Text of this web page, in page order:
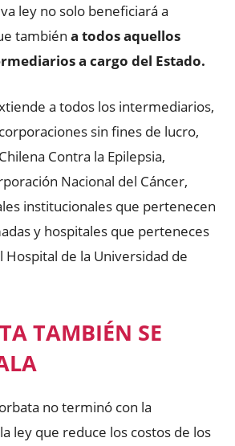
ley no solo beneficiará a
también a todos aquellos
a cargo del Estado.
a todos los intermediarios,
sin fines de lucro,
Contra la Epilepsia,
Nacional del Cáncer,
institucionales que pertenecen
y hospitales que perteneces
Hospital de la Universidad de
TAMBIÉN SE
no terminó con la
ley que reduce los costos de los